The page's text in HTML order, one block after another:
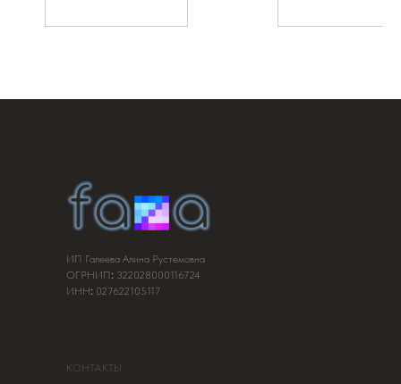
-она действительно очень
КОНТАКТЫ
ИП Галеева Алина Рустемовна
ОГРНИП: 322028000116724
ИНН: 027622105117